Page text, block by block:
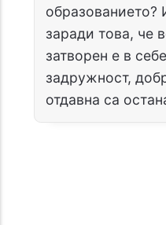
образованието?
заради това, че
затворен е в
задружност,
отдавна са